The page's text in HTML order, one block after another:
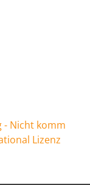
- Nicht komm
Lizenz